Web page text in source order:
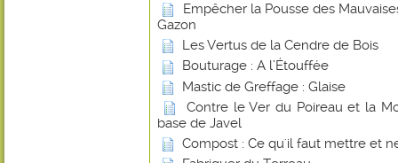
Empêcher la Pousse des
Gazon
Les Vertus de la Cendre de Bois
Bouturage : A l’Étouffée
Mastic de Greffage : Glaise
Contre le Ver du Poireau et la
base de Javel
Compost : Ce qu'il faut mettre et